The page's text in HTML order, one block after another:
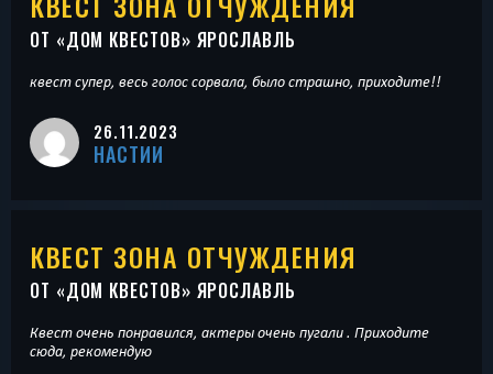
ОТ «ДОМ КВЕСТОВ» ЯРОСЛАВЛЬ
квест супер, весь голос сорвала, было страшно, приходите!!
26.11.2023
НАСТИИ
КВЕСТ ЗОНА ОТЧУЖДЕНИЯ
ОТ «ДОМ КВЕСТОВ» ЯРОСЛАВЛЬ
Квест очень понравился, актеры очень пугали . Приходите
сюда, рекомендую